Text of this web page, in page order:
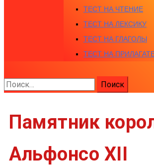
ТЕСТ НА ЧТЕНИЕ
ТЕСТ НА ЛЕКСИКУ
ТЕСТ НА ГЛАГОЛЫ
ТЕСТ НА
Найти:
Памятник
Альфонсо XII